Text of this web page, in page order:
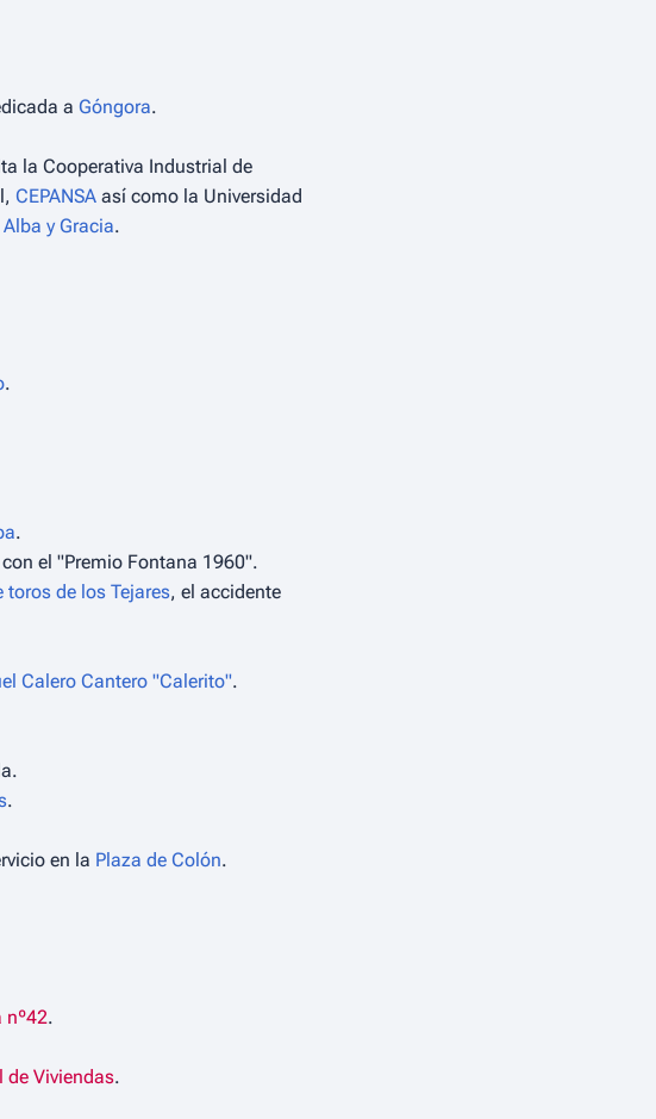
a Góngora.
la Cooperativa Industrial de
CEPANSA así como la Universidad
y Gracia.
.
.
el "Premio Fontana 1960".
toros de los Tejares, el accidente
Calero Cantero "Calerito".
.
en la Plaza de Colón.
nº42.
de Viviendas.